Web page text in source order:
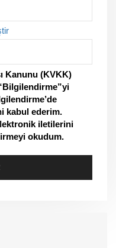
Kanunu (KVKK)
kabul ederim.
iletilerini
okudum.